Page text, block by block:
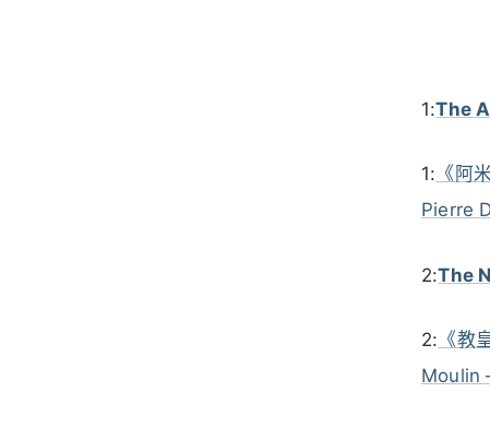
1:The
1: 《阿
Pierre
2:The
2: 《教
Moulin